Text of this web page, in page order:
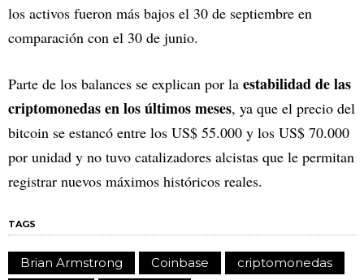
los activos fueron más bajos el 30 de septiembre en
comparación con el 30 de junio.
Parte de los balances se explican por la estabilidad de las
criptomonedas en los últimos meses, ya que el precio del
bitcoin se estancó entre los US$ 55.000 y los US$ 70.000
por unidad y no tuvo catalizadores alcistas que le permitan
registrar nuevos máximos históricos reales.
TAGS
Brian Armstrong Coinbase
criptomonedas